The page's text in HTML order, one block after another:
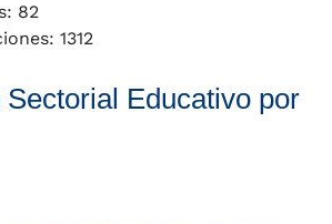
82
1312
Educativo por